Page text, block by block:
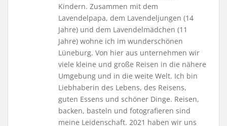
Kindern. Zusammen mit dem
Lavendelpapa, dem Lavendeljungen (14
Jahre) und dem Lavendelmädchen (11
Jahre) wohne ich im wunderschönen
Lüneburg. Von hier aus unternehmen wir
viele kleine und große Reisen in die nähere
Umgebung und in die weite Welt. Ich bin
Liebhaberin des Lebens, des Reisens,
guten Essens und schöner Dinge. Reisen,
backen, basteln und fotografieren sind
meine Leidenschaft. 2021 haben wir uns